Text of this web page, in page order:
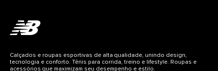
Calçados e roupas esportivas de alta qualidade, unindo design,
tecnologia e conforto. Tênis para corrida, treino e lifestyle. Roupas e
acessórios que maximizam seu desempenho e estilo.